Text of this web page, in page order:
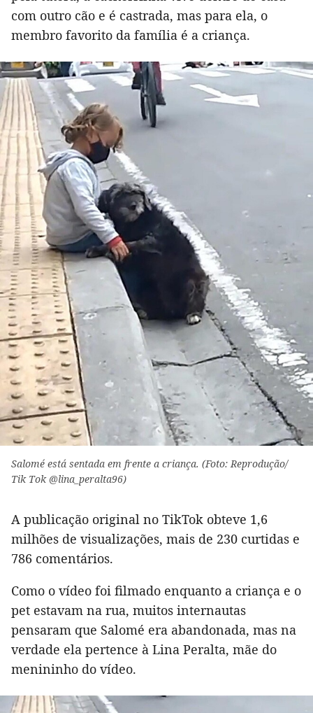
com outro cão e é castrada, mas para ela, o
membro favorito da família é a criança.
Salomé está sentada em frente a criança. (Foto: Reprodução/
Tik Tok @lina_peralta96)
A publicação original no TikTok obteve 1,6
milhões de visualizações, mais de 230 curtidas e
786 comentários.
Como o vídeo foi filmado enquanto a criança e o
pet estavam na rua, muitos internautas
pensaram que Salomé era abandonada, mas na
verdade ela pertence à Lina Peralta, mãe do
menininho do vídeo.